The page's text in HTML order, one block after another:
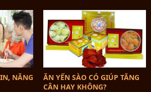
NĂNG
ĂN YẾN SÀO CÓ GIÚP TĂNG
CÂN HAY KHÔNG?